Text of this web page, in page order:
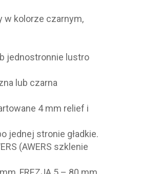
w kolorze czarnym,
jednostronnie lustro
lub czarna
4 mm relief i
jednej stronie gładkie.
(AWERS szklenie